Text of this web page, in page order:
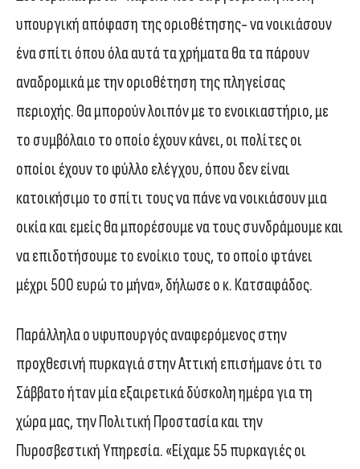
υπουργική απόφαση της οριοθέτησης- να νοικιάσουν
ένα σπίτι όπου όλα αυτά τα χρήματα θα τα πάρουν
αναδρομικά με την οριοθέτηση της πληγείσας
περιοχής. Θα μπορούν λοιπόν με το ενοικιαστήριο, με
το συμβόλαιο το οποίο έχουν κάνει, οι πολίτες οι
οποίοι έχουν το φύλλο ελέγχου, όπου δεν είναι
κατοικήσιμο το σπίτι τους να πάνε να νοικιάσουν μια
οικία και εμείς θα μπορέσουμε να τους συνδράμουμε και
να επιδοτήσουμε το ενοίκιο τους, το οποίο φτάνει
μέχρι 500 ευρώ το μήνα», δήλωσε ο κ. Κατσαφάδος.
Παράλληλα ο υφυπουργός αναφερόμενος στην
προχθεσινή πυρκαγιά στην Αττική επισήμανε ότι το
Σάββατο ήταν μία εξαιρετικά δύσκολη ημέρα για τη
χώρα μας, την Πολιτική Προστασία και την
Πυροσβεστική Υπηρεσία. «Είχαμε 55 πυρκαγιές οι